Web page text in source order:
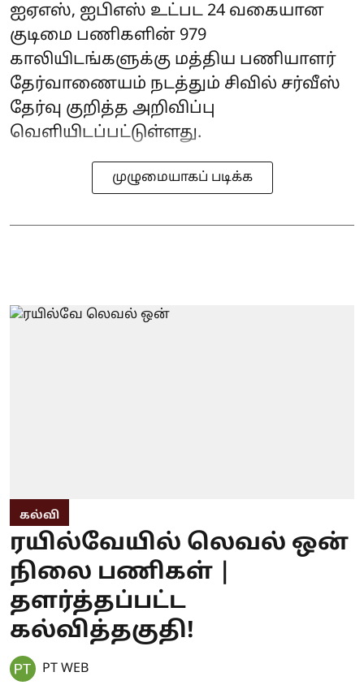
ஐஏஎஸ், ஐபிஎஸ் உட்பட 24 வகையான
குடிமை பணிகளின் 979
காலியிடங்களுக்கு மத்திய பணியாளர்
தேர்வாணையம் நடத்தும் சிவில் சர்வீஸ்
தேர்வு குறித்த அறிவிப்பு
வெளியிடப்பட்டுள்ளது.
முழுமையாகப் படிக்க
கல்வி
ரயில்வேயில் லெவல் ஒன்
நிலை பணிகள் |
தளர்த்தப்பட்ட
கல்வித்தகுதி!
PT WEB